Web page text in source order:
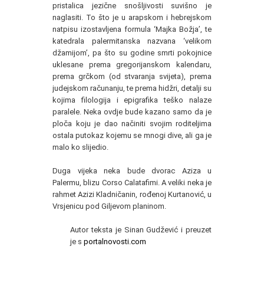
pristalica jezične snošljivosti suvišno je
naglasiti. To što je u arapskom i hebrejskom
natpisu izostavljena formula ‘Majka Božja’, te
katedrala palermitanska nazvana ‘velikom
džamijom’, pa što su godine smrti pokojnice
uklesane prema gregorijanskom kalendaru,
prema grčkom (od stvaranja svijeta), prema
judejskom računanju, te prema hidžri, detalji su
kojima filologija i epigrafika teško nalaze
paralele. Neka ovdje bude kazano samo da je
ploča koju je dao načiniti svojim roditeljima
ostala putokaz kojemu se mnogi dive, ali ga je
malo ko slijedio.
Duga vijeka neka bude dvorac Aziza u
Palermu, blizu Corso Calatafimi. A veliki neka je
rahmet Azizi Kladničanin, rođenoj Kurtanović, u
Vrsjenicu pod Giljevom planinom.
Autor teksta je Sinan Gudžević i preuzet
je s portalnovosti.com